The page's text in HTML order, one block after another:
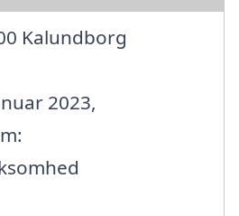
Kalundborg
2023,